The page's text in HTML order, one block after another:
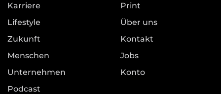
Karriere
Lifestyle
Zukunft
Menschen
Unternehmen
Podcast
Print
Über uns
Kontakt
Jobs
Konto